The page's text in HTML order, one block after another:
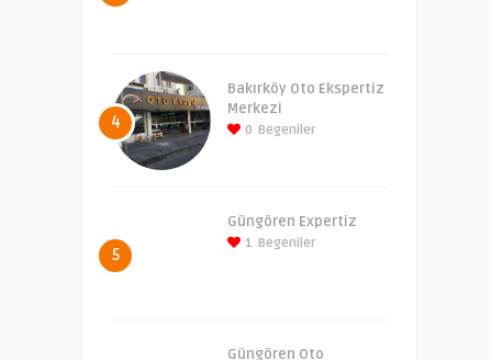
4
Bakırköy Oto Ekspertiz
Merkezi
0 Begeniler
5
Güngören Expertiz
1 Begeniler
Güngören Oto